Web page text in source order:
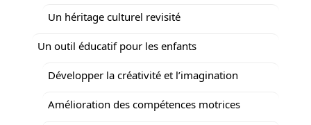
Un héritage culturel revisité
Un outil éducatif pour les enfants
Développer la créativité et l’imagination
Amélioration des compétences motrices